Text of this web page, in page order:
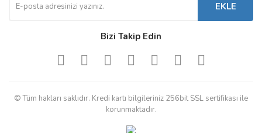
EKLE
Bizi Takip Edin
© Tüm hakları saklıdır. Kredi kartı bilgileriniz 256bit SSL sertifikası ile
korunmaktadır.